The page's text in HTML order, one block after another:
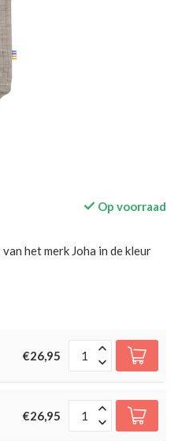
Op voorraad
het merk Joha in de kleur
€26,95
€26,95